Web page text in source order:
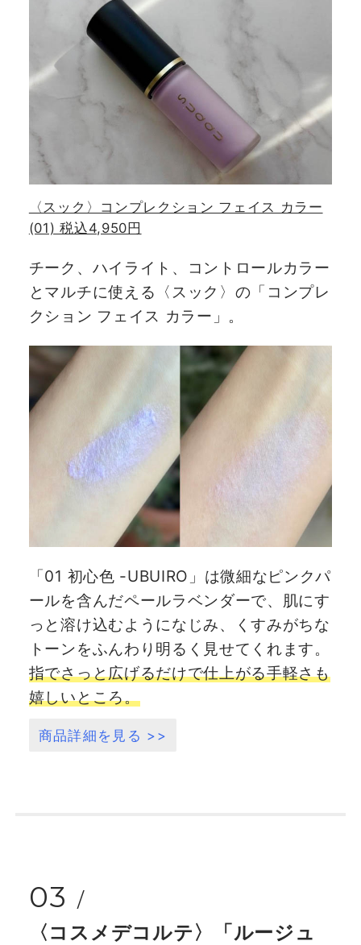
〈スック〉コンプレクション フェイス カラー
(01) 税込4,950円
チーク、ハイライト、コントロールカラー
とマルチに使える〈スック〉の「コンプレ
クション フェイス カラー」。
「01 初心色 -UBUIRO」は微細なピンクパ
ールを含んだペールラベンダーで、肌にす
っと溶け込むようになじみ、くすみがちな
トーンをふんわり明るく見せてくれます。
指でさっと広げるだけで仕上がる手軽さも
嬉しいところ。
商品詳細を見る >>
03
〈コスメデコルテ〉「ルージュ